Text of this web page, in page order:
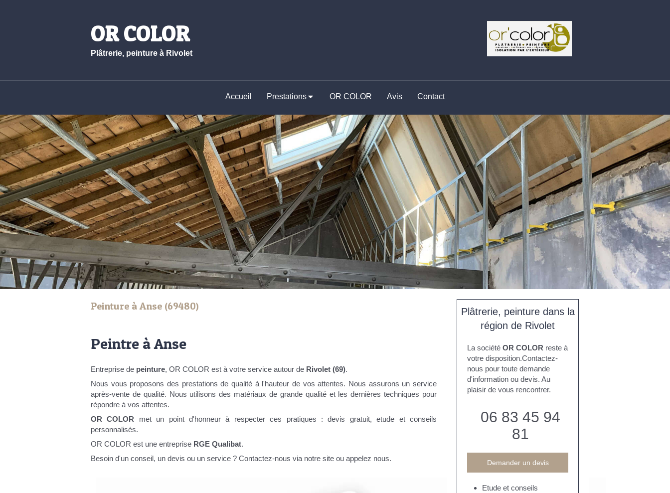
OR COLOR
Plâtrerie, peinture à Rivolet
Accueil Prestations OR COLOR Avis Contact
Peinture à Anse (69480)
Peintre à Anse
Entreprise de peinture, OR COLOR est à votre service autour de Rivolet (69).
Nous vous proposons des prestations de qualité à l'hauteur de vos attentes. Nous assurons un service
après-vente de qualité. Nous utilisons des matériaux de grande qualité et les dernières techniques pour
répondre à vos attentes.
OR COLOR met un point d'honneur à respecter ces pratiques : devis gratuit, etude et conseils
personnalisés.
OR COLOR est une entreprise RGE Qualibat.
Besoin d'un conseil, un devis ou un service ? Contactez-nous via notre site ou appelez nous.
Plâtrerie, peinture dans la
région de Rivolet
La société OR COLOR reste à
votre disposition.Contactez-
nous pour toute demande
d'information ou devis. Au
plaisir de vous rencontrer.
06 83 45 94
81
Demander un devis
Etude et conseils